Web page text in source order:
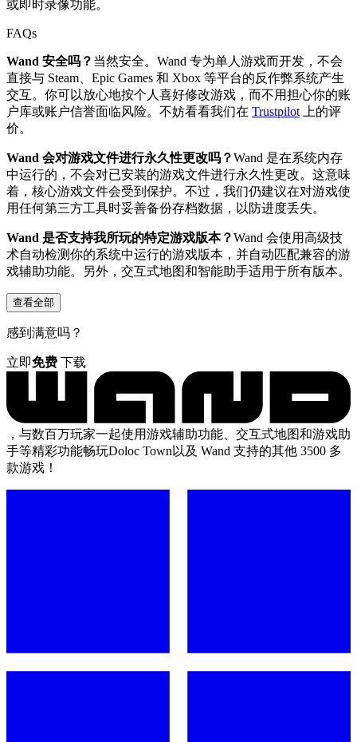
或即时录像功能。
FAQs
Wand 安全吗？ 当然安全。Wand 专为单人游戏而开发，不会
直接与 Steam、Epic Games 和 Xbox 等平台的反作弊系统产生
交互。你可以放心地按个人喜好修改游戏，而不用担心你的账
户库或账户信誉面临风险。不妨看看我们在 Trustpilot 上的评
价。
Wand 会对游戏文件进行永久性更改吗？Wand 是在系统内存
中运行的，不会对已安装的游戏文件进行永久性更改。这意味
着，核心游戏文件会受到保护。不过，我们仍建议在对游戏使
用任何第三方工具时妥善备份存档数据，以防进度丢失。
Wand 是否支持我所玩的特定游戏版本？Wand 会使用高级技
术自动检测你的系统中运行的游戏版本，并自动匹配兼容的游
戏辅助功能。另外，交互式地图和智能助手适用于所有版本。
查看全部
感到满意吗？
立即免费 下载
，与数百万玩家一起使用游戏辅助功能、交互式地图和游戏助
手等精彩功能畅玩Doloc Town以及 Wand 支持的其他 3500 多
款游戏！